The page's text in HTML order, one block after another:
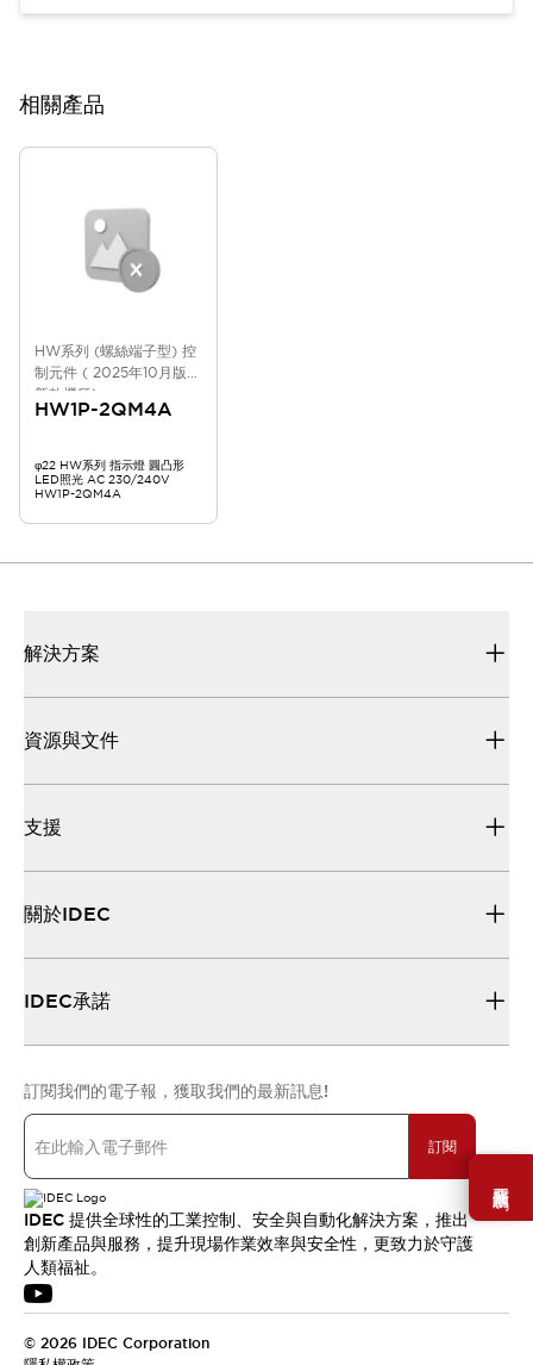
需要幫助嗎？
相關產品
HW系列 (螺絲端子型) 控
制元件 ( 2025年10月版
新款機種)
HW1P-2QM4A
φ22 HW系列 指示燈 圓凸形
LED照光 AC 230/240V
HW1P-2QM4A
解決方案
資源與文件
支援
關於IDEC
IDEC承諾
訂閱我們的電子報，獲取我們的最新訊息!
訂閱
IDEC 提供全球性的工業控制、安全與自動化解決方案，推出
創新產品與服務，提升現場作業效率與安全性，更致力於守護
人類福祉。
© 2026 IDEC Corporation